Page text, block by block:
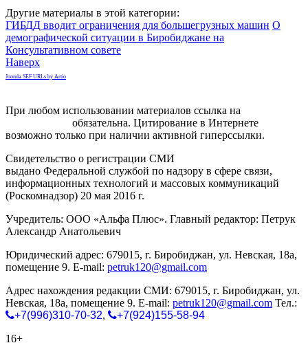
Другие материалы в этой категории:
ГИБДД вводит ограничения для большегрузных машин О
демографической ситуации в Биробиджане на
Консультативном совете
Наверх
Joomla SEF URLs by Artio
При любом использовании материалов ссылка на
обязательна. Цитирование в Интернете
возможно только при наличии активной гиперссылки.
Свидетельство о регистрации СМИ
выдано Федеральной службой по надзору в сфере связи,
информационных технологий и массовых коммуникаций
(Роскомнадзор) 20 мая 2016 г.
Учредитель: ООО «Альфа Плюс». Главный редактор: Петрук
Александр Анатольевич
Юридический адрес: 679015, г. Биробиджан, ул. Невская, 18а,
помещение 9. E-mail: petruk120@gmail.com
Адрес нахождения редакции СМИ: 679015, г. Биробиджан, ул.
Невская, 18а, помещение 9. E-mail: petruk120@gmail.com Тел.:
+7(996)310-70-32,
+7(924)155-58-94
16+